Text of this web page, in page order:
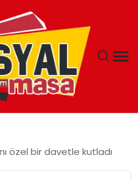
özel bir davetle kutladı